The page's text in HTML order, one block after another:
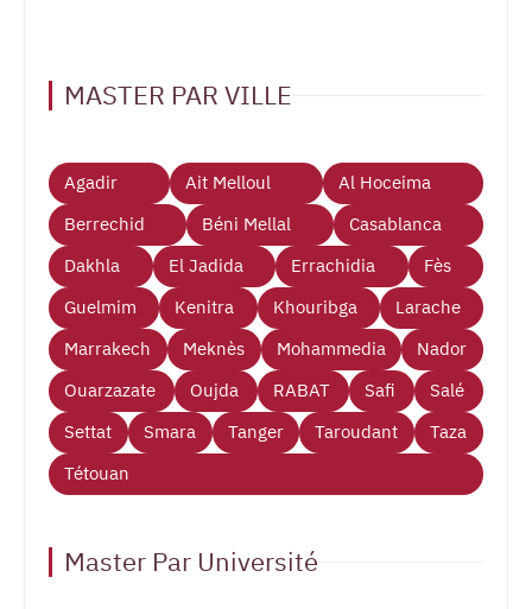
MASTER PAR VILLE
Agadir Ait Melloul
Al Hoceima
Berrechid
Béni Mellal
Casablanca
Dakhla
El Jadida Errachidia
Fès
Guelmim
Kenitra Khouribga
Larache
Marrakech
Meknès Mohammedia
Nador
Ouarzazate
Oujda RABAT Safi
Salé
Settat
Smara Tanger Taroudant
Taza
Tétouan
Master Par Université